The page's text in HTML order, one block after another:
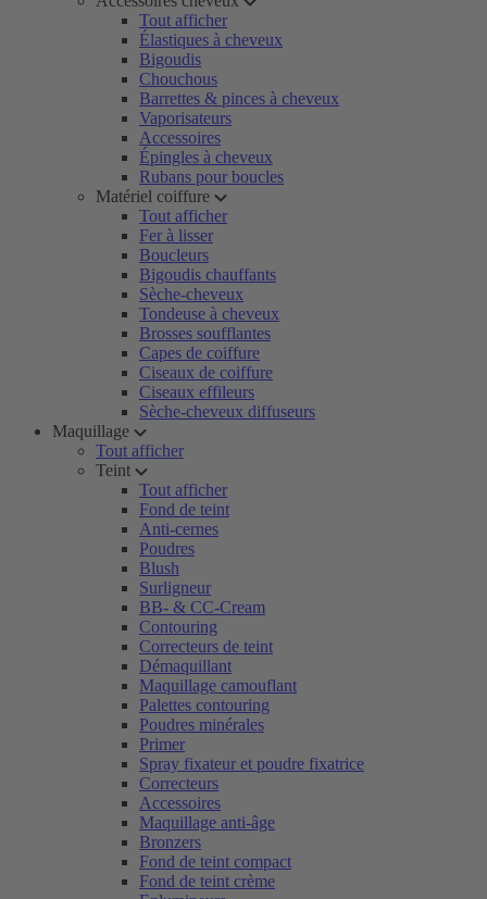
Tout afficher
Élastiques à cheveux
Bigoudis
Chouchous
Barrettes & pinces à cheveux
Vaporisateurs
Accessoires
Épingles à cheveux
Rubans pour boucles
Matériel coiffure
Tout afficher
Fer à lisser
Boucleurs
Bigoudis chauffants
Sèche-cheveux
Tondeuse à cheveux
Brosses soufflantes
Capes de coiffure
Ciseaux de coiffure
Ciseaux effileurs
Sèche-cheveux diffuseurs
Maquillage
Tout afficher
Teint
Tout afficher
Fond de teint
Anti-cernes
Poudres
Blush
Surligneur
BB- & CC-Cream
Contouring
Correcteurs de teint
Démaquillant
Maquillage camouflant
Palettes contouring
Poudres minérales
Primer
Spray fixateur et poudre fixatrice
Correcteurs
Accessoires
Maquillage anti-âge
Bronzers
Fond de teint compact
Fond de teint crème